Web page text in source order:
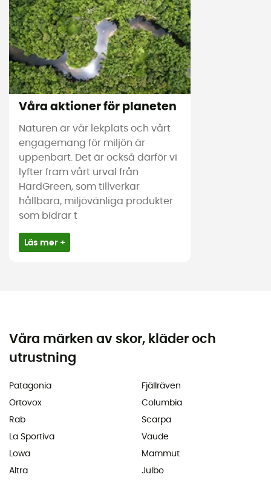
Våra aktioner för planeten
Naturen är vår lekplats och vårt
engagemang för miljön är
uppenbart. Det är också därför vi
lyfter fram vårt urval från
HardGreen, som tillverkar
hållbara, miljövänliga produkter
som bidrar t
Läs mer +
Våra märken av skor, kläder och
utrustning
Patagonia
Ortovox
Rab
La Sportiva
Lowa
Altra
Fjällräven
Columbia
Scarpa
Vaude
Mammut
Julbo